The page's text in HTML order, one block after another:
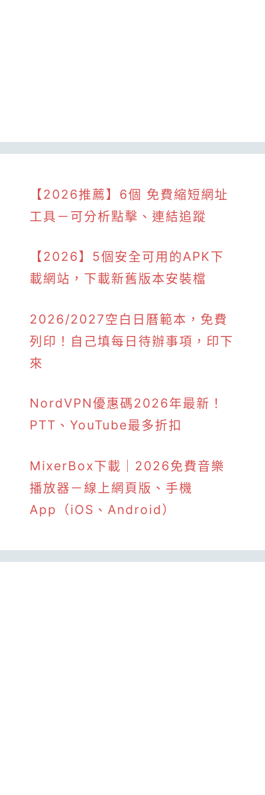
【2026推薦】6個 免費縮短網址
工具－可分析點擊、連結追蹤
【2026】5個安全可用的APK下
載網站，下載新舊版本安裝檔
2026/2027空白日曆範本，免費
列印！自己填每日待辦事項，印下
來
NordVPN優惠碼2026年最新！
PTT、YouTube最多折扣
MixerBox下載｜2026免費音樂
播放器－線上網頁版、手機
App（iOS、Android）